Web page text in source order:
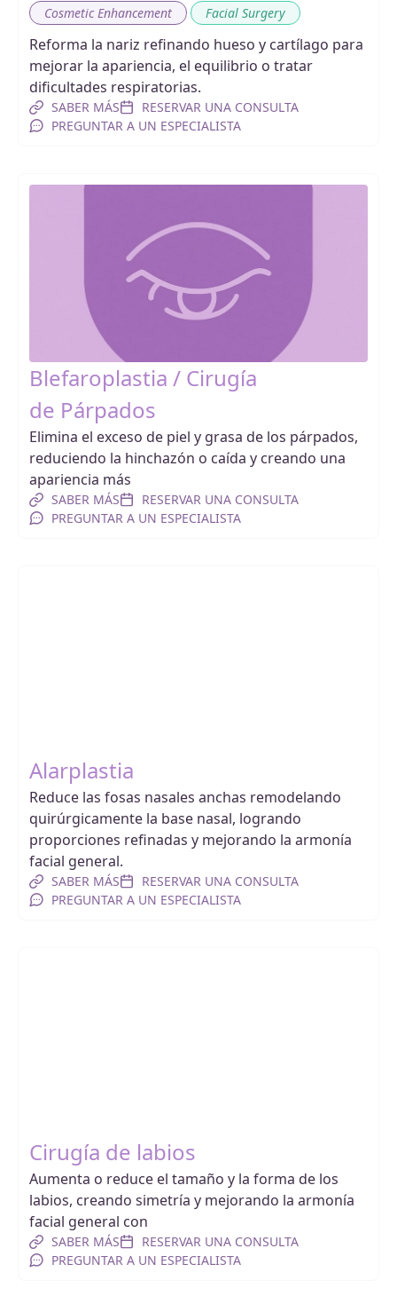
Cosmetic Enhancement Facial Surgery
Reforma la nariz refinando hueso y cartílago para
mejorar la apariencia, el equilibrio o tratar
dificultades respiratorias.
SABER MÁS
RESERVAR UNA CONSULTA
PREGUNTAR A UN ESPECIALISTA
Blefaroplastia / Cirugía
de Párpados
Elimina el exceso de piel y grasa de los párpados,
reduciendo la hinchazón o caída y creando una
apariencia más
SABER MÁS
RESERVAR UNA CONSULTA
PREGUNTAR A UN ESPECIALISTA
Alarplastia
Reduce las fosas nasales anchas remodelando
quirúrgicamente la base nasal, logrando
proporciones refinadas y mejorando la armonía
facial general.
SABER MÁS
RESERVAR UNA CONSULTA
PREGUNTAR A UN ESPECIALISTA
Cirugía de labios
Aumenta o reduce el tamaño y la forma de los
labios, creando simetría y mejorando la armonía
facial general con
SABER MÁS
RESERVAR UNA CONSULTA
PREGUNTAR A UN ESPECIALISTA